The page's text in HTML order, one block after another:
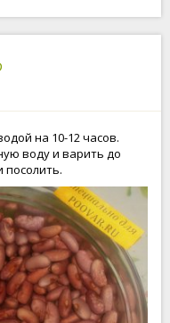
на 10-12 часов.
воду и варить до
посолить.